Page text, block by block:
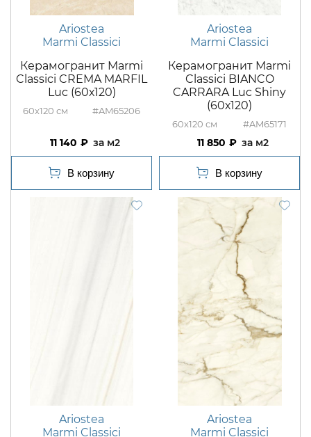
Ariostea
Marmi Classici
Керамогранит Marmi
Classici CREMA MARFIL
Luc (60х120)
60x120 #AM65206
11 140 м2
Ariostea
Marmi Classici
Керамогранит Marmi
Classici BIANCO
CARRARA Luc Shiny
(60х120)
60x120 #AM65171
11 850 м2
Ariostea
Marmi Classici
Ariostea
Marmi Classici